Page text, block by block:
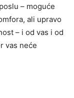
– moguće
ali upravo
– i od vas i od
vas neće